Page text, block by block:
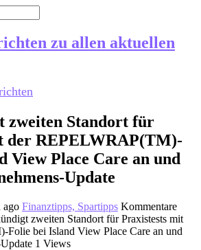
zu allen aktuellen
zweiten Standort für
der REPELWRAP(TM)-
View Place Care an und
Update
ago Finanztipps, Spartipps Kommentare
zweiten Standort für Praxistests mit
bei Island View Place Care an und
1 Views